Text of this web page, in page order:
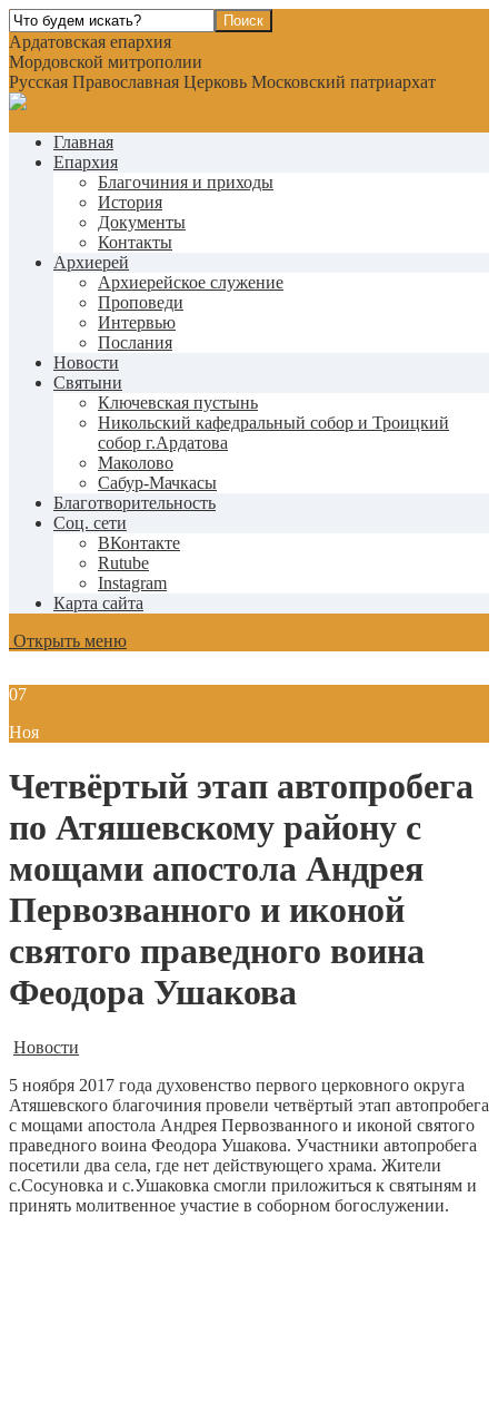
Ардатовская епархия
Мордовской митрополии
Русская Православная Церковь Московский патриархат
Главная
Епархия
Благочиния и приходы
История
Документы
Контакты
Архиерей
Архиерейское служение
Проповеди
Интервью
Послания
Новости
Святыни
Ключевская пустынь
Никольский кафедральный собор и Троицкий
собор г.Ардатова
Маколово
Сабур-Мачкасы
Благотворительность
Соц. сети
ВКонтакте
Rutube
Instagram
Карта сайта
Открыть меню
07
Ноя
Четвёртый этап автопробега
по Атяшевскому району с
мощами апостола Андрея
Первозванного и иконой
святого праведного воина
Феодора Ушакова
Новости
5 ноября 2017 года духовенство первого церковного округа
Атяшевского благочиния провели четвёртый этап автопробега
с мощами апостола Андрея Первозванного и иконой святого
праведного воина Феодора Ушакова. Участники автопробега
посетили два села, где нет действующего храма. Жители
с.Сосуновка и с.Ушаковка смогли приложиться к святыням и
принять молитвенное участие в соборном богослужении.